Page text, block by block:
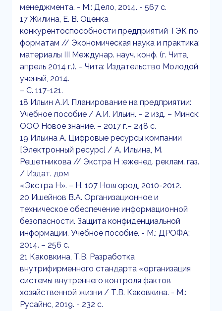
менеджмента. - М.: Дело, 2014. - 567 c.
17 Жилина, Е. В. Оценка
конкурентоспособности предприятий ТЭК по
форматам // Экономическая наука и практика:
материалы III Междунар. науч. конф. (г. Чита,
апрель 2014 г.). – Чита: Издательство Молодой
ученый, 2014.
– С. 117-121.
18 Ильин А.И. Планирование на предприятии:
Учебное пособие / А.И. Ильин. – 2 изд. – Минск:
ООО Новое знание. – 2017 г.– 248 с.
19 Ильина А. Цифровые ресурсы компании
[Электронный ресурс] / А. Ильина, М.
Решетникова // Экстра Н :еженед. реклам. газ.
/ Издат. дом
«Экстра Н». – Н. 107 Новгород, 2010-2012.
20 Ишейнов В.А. Организационное и
техническое обеспечение информационной
безопасности. Защита конфиденциальной
информации. Учебное пособие. - М.: ДРОФА;
2014. – 256 с.
21 Каковкина, Т.В. Разработка
внутрифирменного стандарта «организация
системы внутреннего контроля фактов
хозяйственной жизни / Т.В. Каковкина. - М.:
Русайнс, 2019. - 232 c.